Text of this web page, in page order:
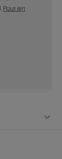
vitalité
aux
purifie le
Pour en